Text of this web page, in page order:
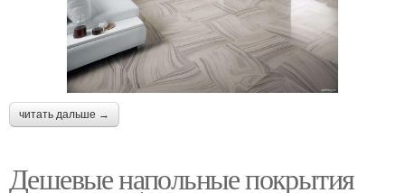
читать дальше →
Дешевые напольные покрытия